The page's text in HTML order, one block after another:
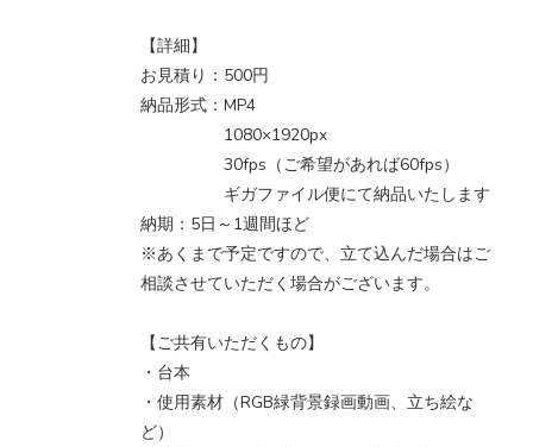
【詳細】
お見積り：500円
納品形式：MP4
1080×1920px
30fps（ご希望があれば60fps）
ギガファイル便にて納品いたします
納期：5日～1週間ほど
※あくまで予定ですので、立て込んだ場合はご
相談させていただく場合がございます。
【ご共有いただくもの】
・台本
・使用素材（RGB緑背景録画動画、立ち絵な
ど）